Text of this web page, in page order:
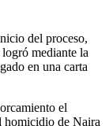
del proceso,
mediante la
en una carta
el
homicidio de Naira